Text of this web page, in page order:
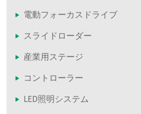
電動フォーカスドライブ
スライドローダー
産業用ステージ
コントローラー
LED照明システム